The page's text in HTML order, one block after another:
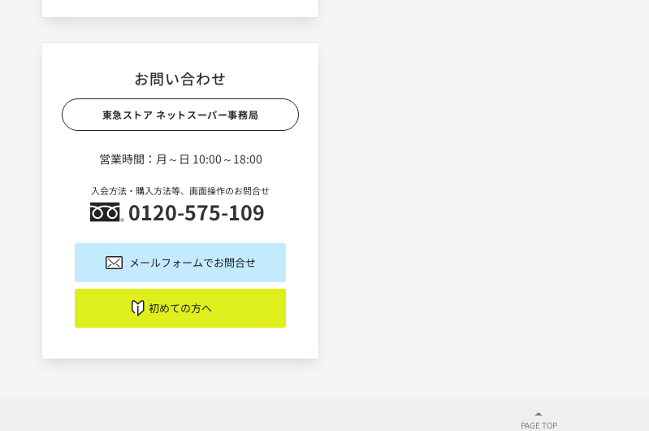
お問い合わせ
東急ストア ネットスーパー事務局
営業時間：月～日 10:00～18:00
入会方法・購入方法等、画面操作のお問合せ
0120-575-109
メールフォームでお問合せ
初めての方へ